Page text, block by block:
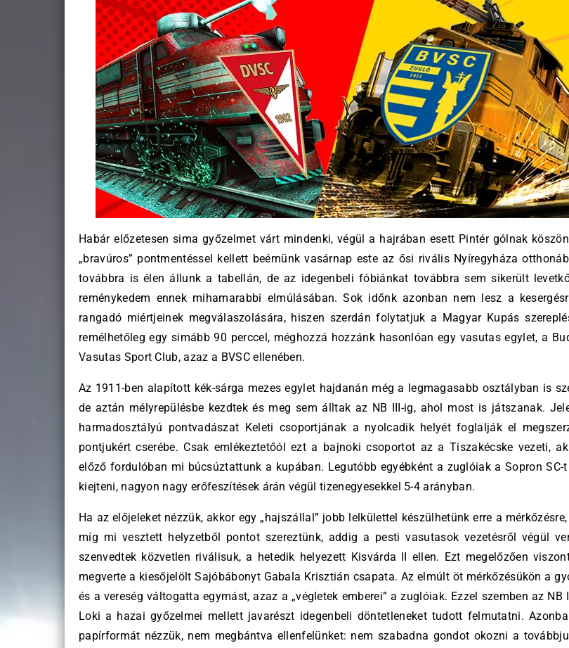
Habár előzetesen sima győzelmet várt mindenki, végül a hajrában esett Pintér gólnak
„bravúros” pontmentéssel kellett beérnünk vasárnap este az ősi rivális Nyíregyháza
továbbra is élen állunk a tabellán, de az idegenbeli fóbiánkat továbbra sem sikerült
reménykedem ennek mihamarabbi elmúlásában. Sok időnk azonban nem lesz a
rangadó miértjeinek megválaszolására, hiszen szerdán folytatjuk a Magyar Kupás
remélhetőleg egy simább 90 perccel, méghozzá hozzánk hasonlóan egy vasutas egylet, a
Vasutas Sport Club, azaz a BVSC ellenében.
Az 1911-ben alapított kék-sárga mezes egylet hajdanán még a legmagasabb osztályban is
de aztán mélyrepülésbe kezdtek és meg sem álltak az NB III-ig, ahol most is játszanak.
harmadosztályú pontvadászat Keleti csoportjának a nyolcadik helyét foglalják el
pontjukért cserébe. Csak emlékeztetőól ezt a bajnoki csoportot az a Tiszakécske vezeti,
előző fordulóban mi búcsúztattunk a kupában. Legutóbb egyébként a zuglóiak a Sopron SC-
kiejteni, nagyon nagy erőfeszítések árán végül tizenegyesekkel 5-4 arányban.
Ha az előjeleket nézzük, akkor egy „hajszállal” jobb lelkülettel készülhetünk erre a
míg mi vesztett helyzetből pontot szereztünk, addig a pesti vasutasok vezetésről végül
szenvedtek közvetlen riválisuk, a hetedik helyezett Kisvárda II ellen. Ezt megelőzően
megverte a kiesőjelölt Sajóbábonyt Gabala Krisztián csapata. Az elmúlt öt mérkőzésükön a
és a vereség váltogatta egymást, azaz a „végletek emberei” a zuglóiak. Ezzel szemben az NB
Loki a hazai győzelmei mellett javarészt idegenbeli döntetleneket tudott felmutatni.
papírformát nézzük, nem megbántva ellenfelünket: nem szabadna gondot okozni a